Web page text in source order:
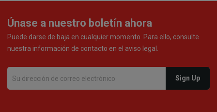
Únase a nuestro boletín ahora
Puede darse de baja en cualquier momento. Para ello, consulte
nuestra información de contacto en el aviso legal.